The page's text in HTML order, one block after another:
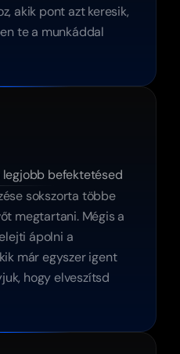
akik pont azt keresik,
te a munkáddal
befektetésed
sokszorta többe
megtartani. Mégis a
ápolni a
már egyszer igent
hogy elveszítsd